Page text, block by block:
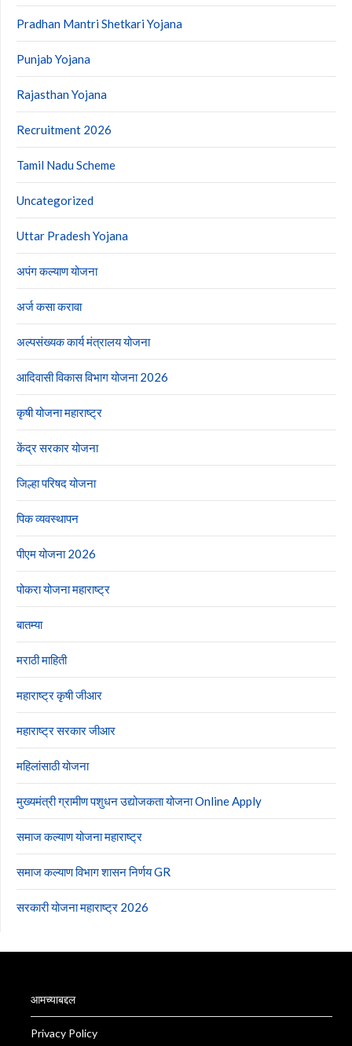
Pradhan Mantri Shetkari Yojana
Punjab Yojana
Rajasthan Yojana
Recruitment 2026
Tamil Nadu Scheme
Uncategorized
Uttar Pradesh Yojana
अपंग कल्याण योजना
अर्ज कसा करावा
अल्पसंख्यक कार्य मंत्रालय योजना
आदिवासी विकास विभाग योजना 2026
कृषी योजना महाराष्ट्र
केंद्र सरकार योजना
जिल्हा परिषद योजना
पिक व्यवस्थापन
पीएम योजना 2026
पोकरा योजना महाराष्ट्र
बातम्या
मराठी माहिती
महाराष्ट्र कृषी जीआर
महाराष्ट्र सरकार जीआर
महिलांसाठी योजना
मुख्यमंत्री ग्रामीण पशुधन उद्योजकता योजना Online Apply
समाज कल्याण योजना महाराष्ट्र
समाज कल्याण विभाग शासन निर्णय GR
सरकारी योजना महाराष्ट्र 2026
आमच्याबद्दल
Privacy Policy